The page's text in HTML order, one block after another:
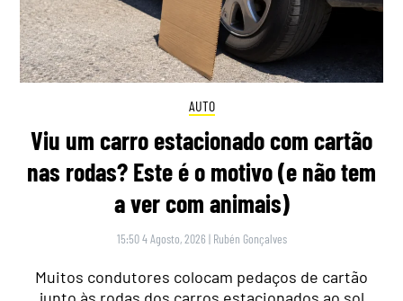
AUTO
Viu um carro estacionado com cartão
nas rodas? Este é o motivo (e não tem
a ver com animais)
15:50 4 Agosto, 2026 | Rubén Gonçalves
Muitos condutores colocam pedaços de cartão